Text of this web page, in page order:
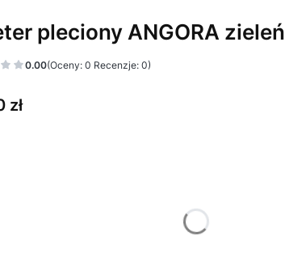
pleciony ANGORA zieleń
0.00(Oceny: 0 Recenzje: 0)
zł